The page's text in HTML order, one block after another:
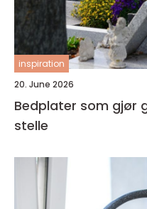
inspiration
20. June 2026
Bedplater som gjør
stelle